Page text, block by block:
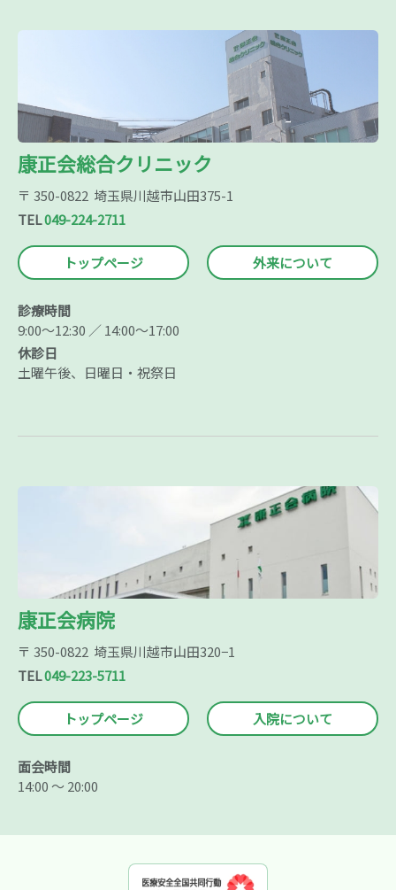
康正会総合クリニック
〒 350-0822 埼玉県川越市山田375-1
TEL049-224-2711
トップページ 外来について
診療時間
9:00～12:30 ／ 14:00～17:00
休診日
土曜午後、日曜日・祝祭日
康正会病院
〒 350-0822 埼玉県川越市山田320−1
TEL049-223-5711
トップページ 入院について
面会時間
14:00 ～ 20:00